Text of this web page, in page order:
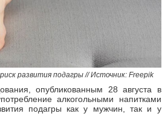
развития подагры // Источник: Freepik
опубликованным 28 августа в
алкогольными напитками
подагры как у мужчин, так и у